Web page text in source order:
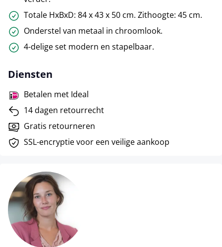
Totale HxBxD: 84 x 43 x 50 cm. Zithoogte: 45 cm.
Onderstel van metaal in chroomlook.
4-delige set modern en stapelbaar.
Diensten
Betalen met Ideal
14 dagen retourrecht
Gratis retourneren
SSL-encryptie voor een veilige aankoop